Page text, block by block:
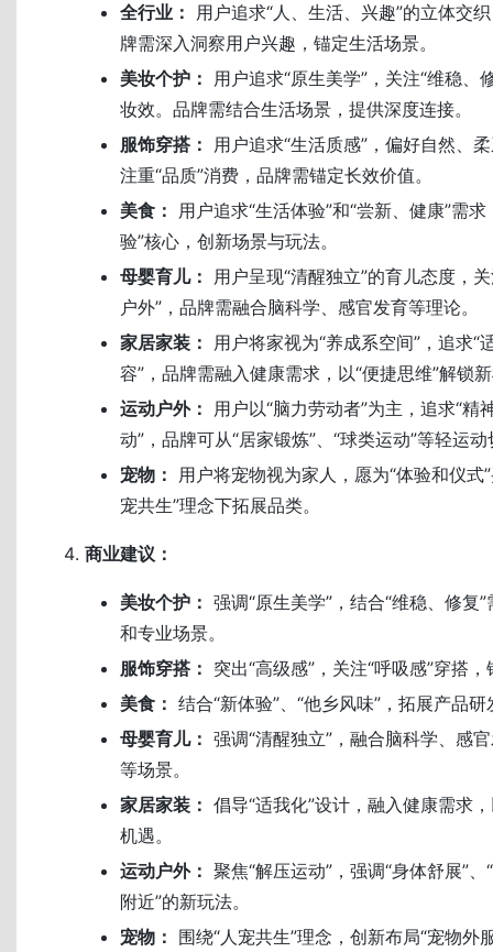
全行业： 用户追求“人、生活、兴趣”的立体交
牌需深入洞察用户兴趣，锚定生活场景。
美妆个护： 用户追求“原生美学”，关注“维稳、
妆效。品牌需结合生活场景，提供深度连接。
服饰穿搭： 用户追求“生活质感”，偏好自然、
注重“品质”消费，品牌需锚定长效价值。
美食： 用户追求“生活体验”和“尝新、健康”需
验”核心，创新场景与玩法。
母婴育儿： 用户呈现“清醒独立”的育儿态度，
户外”，品牌需融合脑科学、感官发育等理论。
家居家装： 用户将家视为“养成系空间”，追求“
容”，品牌需融入健康需求，以“便捷思维”解锁
运动户外： 用户以“脑力劳动者”为主，追求“精
动”，品牌可从“居家锻炼”、“球类运动”等轻运
宠物： 用户将宠物视为家人，愿为“体验和仪式
宠共生”理念下拓展品类。
商业建议：
美妆个护： 强调“原生美学”，结合“维稳、修复
和专业场景。
服饰穿搭： 突出“高级感”，关注“呼吸感”穿搭
美食： 结合“新体验”、“他乡风味”，拓展产品
母婴育儿： 强调“清醒独立”，融合脑科学、感
等场景。
家居家装： 倡导“适我化”设计，融入健康需求
机遇。
运动户外： 聚焦“解压运动”，强调“身体舒展”、
附近”的新玩法。
宠物： 围绕“人宠共生”理念，创新布局“宠物外